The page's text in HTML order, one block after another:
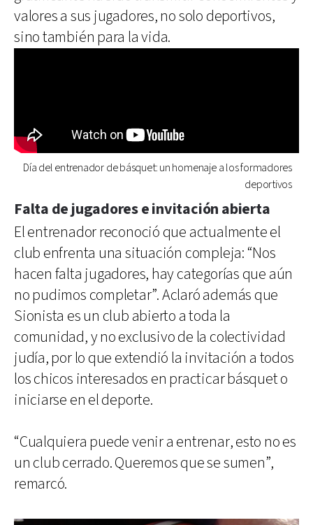
valores a sus jugadores, no solo deportivos,
sino también para la vida.
Día del entrenador de básquet: un homenaje a los formadores
deportivos
Falta de jugadores e invitación abierta
El entrenador reconoció que actualmente el
club enfrenta una situación compleja: “Nos
hacen falta jugadores, hay categorías que aún
no pudimos completar”. Aclaró además que
Sionista es un club abierto a toda la
comunidad, y no exclusivo de la colectividad
judía, por lo que extendió la invitación a todos
los chicos interesados en practicar básquet o
iniciarse en el deporte.
“Cualquiera puede venir a entrenar, esto no es
un club cerrado. Queremos que se sumen”,
remarcó.